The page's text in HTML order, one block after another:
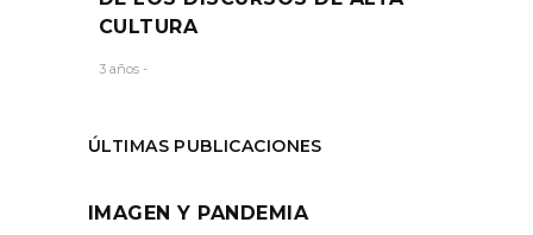
CULTURA
3 años -
ÚLTIMAS PUBLICACIONES
IMAGEN Y PANDEMIA